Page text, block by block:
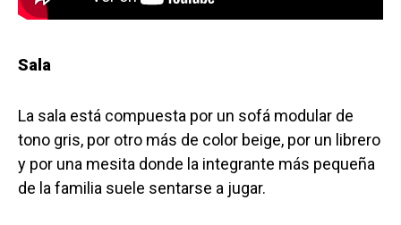
Sala
La sala está compuesta por un sofá modular de
tono gris, por otro más de color beige, por un librero
y por una mesita donde la integrante más pequeña
de la familia suele sentarse a jugar.